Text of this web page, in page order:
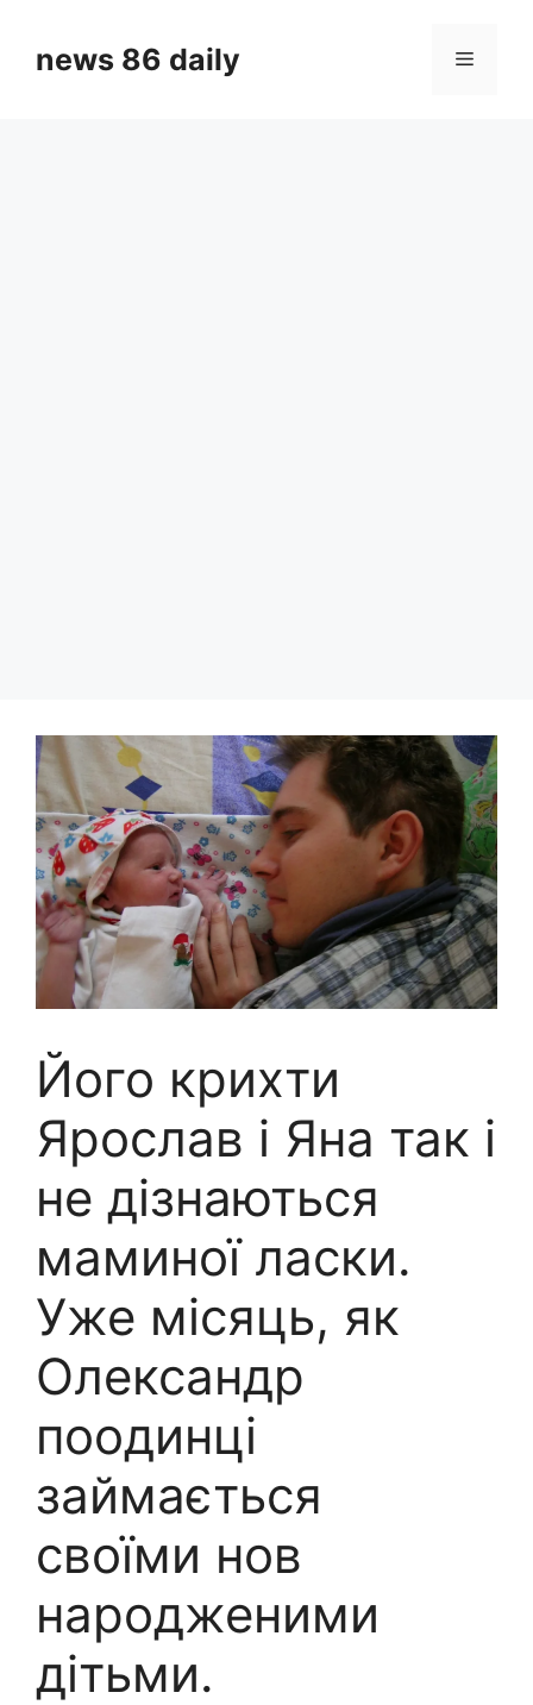
contentnews 86 daily Menu
Його крихти
Ярослав і Яна так і
нe дізнаються
маминої ласки.
Уже місяць, як
Олександр
поодинці
займається
своїми нов
народженими
дітьми.